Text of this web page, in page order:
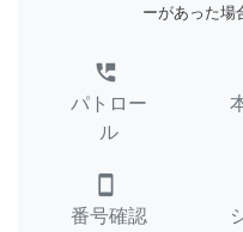
ーがあった場
perm_phone_msg
パトロー
ル
smartphone
番号確認